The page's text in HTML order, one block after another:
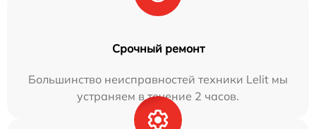
Срочный ремонт
Большинство неисправностей техники Lelit мы
устраняем в течение 2 часов.